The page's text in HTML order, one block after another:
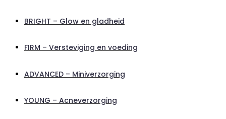
BRIGHT – Glow en gladheid
FIRM – Versteviging en voeding
ADVANCED – Miniverzorging
YOUNG – Acneverzorging